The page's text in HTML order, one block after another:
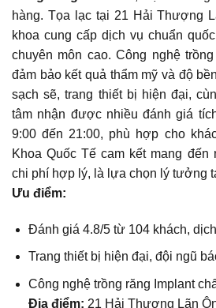
hàng. Tọa lạc tại 21 Hải Thượng
khoa cung cấp dịch vụ chuẩn
chuyên môn cao. Công nghệ
đảm bảo kết quả thẩm mỹ và độ
sạch sẽ, trang thiết bị hiện đại,
tâm nhận được nhiều đánh giá
9:00 đến 21:00, phù hợp cho
Khoa Quốc Tế cam kết mang
chi phí hợp lý, là lựa chọn lý tưởng
Ưu điểm:
Đánh giá 4.8/5 từ 104 khách,
Trang thiết bị hiện đại, đội ngũ
Công nghệ trồng răng Implant
Địa điểm: 21 Hải Thượng Lãn